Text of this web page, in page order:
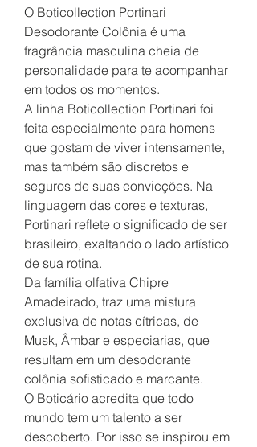
O Boticollection Portinari
Desodorante Colônia é uma
fragrância masculina cheia de
personalidade para te acompanhar
em todos os momentos.
A linha Boticollection Portinari foi
feita especialmente para homens
que gostam de viver intensamente,
mas também são discretos e
seguros de suas convicções. Na
linguagem das cores e texturas,
Portinari reflete o significado de ser
brasileiro, exaltando o lado artístico
de sua rotina.
Da família olfativa Chipre
Amadeirado, traz uma mistura
exclusiva de notas cítricas, de
Musk, Âmbar e especiarias, que
resultam em um desodorante
colônia sofisticado e marcante.
O Boticário acredita que todo
mundo tem um talento a ser
descoberto. Por isso se inspirou em